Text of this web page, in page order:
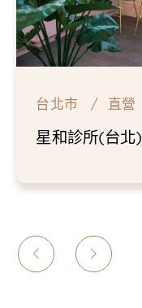
台北市 直營
星和診所(台北)